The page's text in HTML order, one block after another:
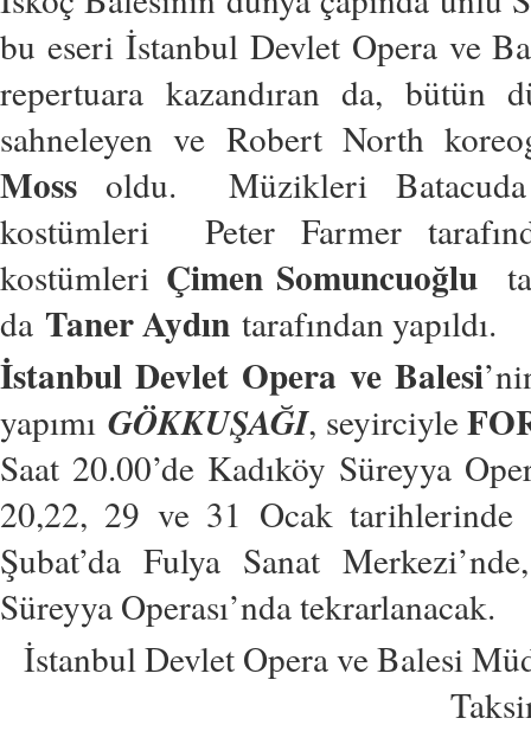
bu eseri İstanbul Devlet Opera ve
repertuara kazandıran da, bütün
sahneleyen ve Robert North
Moss oldu. Müzikleri Batacuda
kostümleri Peter Farmer
kostümleri Çimen Somuncuoğlu
da Taner Aydın tarafından yapıldı.
İstanbul Devlet Opera ve Balesi
yapımıGÖKKUŞAĞI, seyirciyle
Saat 20.00’de Kadıköy Süreyya
20,22, 29 ve 31 Ocak tarihlerinde
Şubat’da Fulya Sanat
Süreyya Operası’nda tekrarlanacak.
İstanbul Devlet Opera ve Balesi